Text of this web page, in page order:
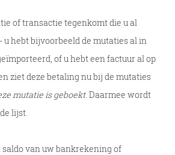
of transactie tegenkomt die u al
u hebt bijvoorbeeld de mutaties al in
of u hebt een factuur al op
ziet deze betaling nu bij de mutaties
mutatie is geboekt. Daarmee wordt
lijst.
van uw bankrekening of